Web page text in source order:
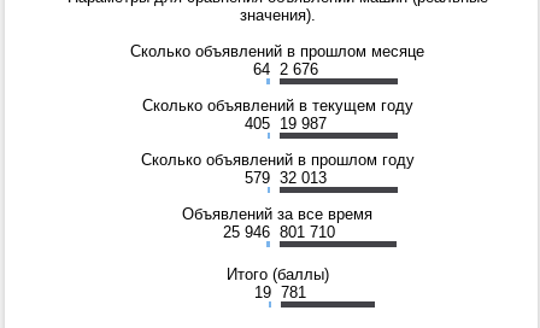
значения).
Сколько объявлений в прошлом месяце
64 2 676
Сколько объявлений в текущем году
405 19 987
Сколько объявлений в прошлом году
579 32 013
Объявлений за все время
25 946 801 710
Итого (баллы)
19 781